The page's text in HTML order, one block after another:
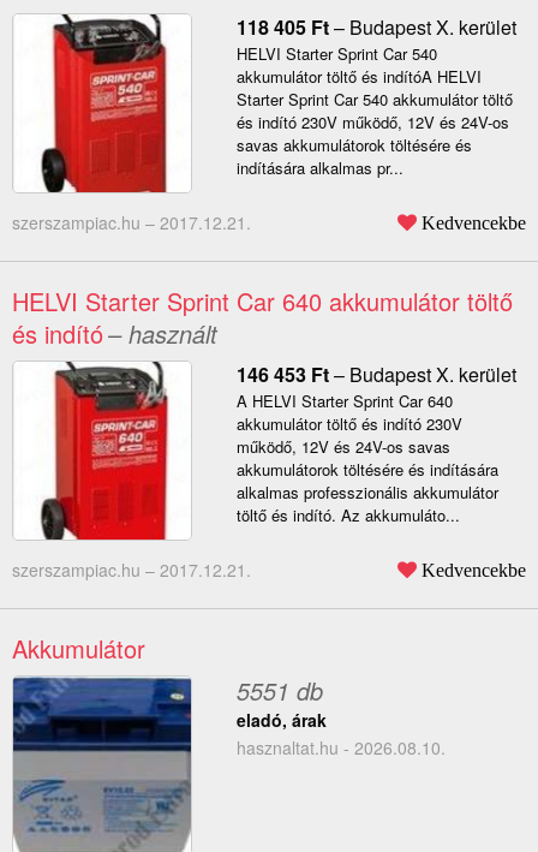
118 405 Ft– Budapest X. kerület
HELVI Starter Sprint Car 540
akkumulátor töltő és indítóA HELVI
Starter Sprint Car 540 akkumulátor töltő
és indító 230V működő, 12V és 24V-os
savas akkumulátorok töltésére és
indítására alkalmas pr...
szerszampiac.hu – 2017.12.21. Kedvencekbe
HELVI Starter Sprint Car 640 akkumulátor töltő
és indító– használt
146 453 Ft– Budapest X. kerület
A HELVI Starter Sprint Car 640
akkumulátor töltő és indító 230V
működő, 12V és 24V-os savas
akkumulátorok töltésére és indítására
alkalmas professzionális akkumulátor
töltő és indító. Az akkumuláto...
szerszampiac.hu – 2017.12.21. Kedvencekbe
Akkumulátor
5551 db
eladó, árak
hasznaltat.hu - 2026.08.10.